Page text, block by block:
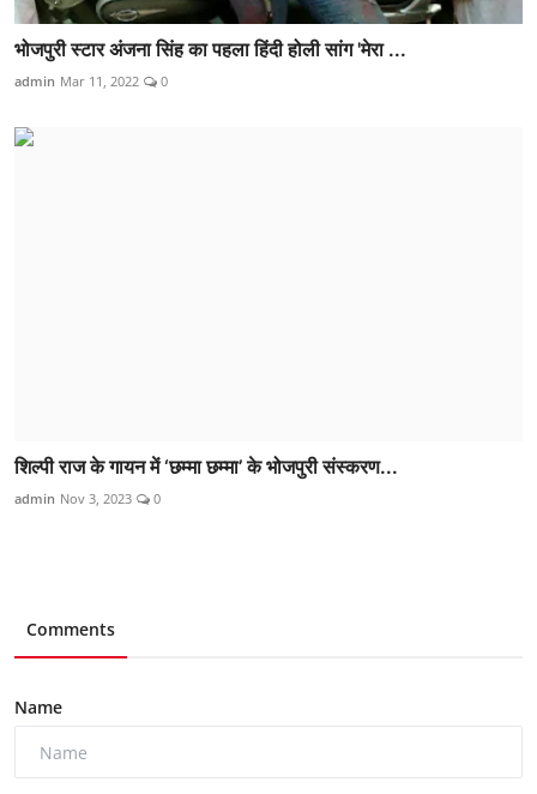
भोजपुरी स्टार अंजना सिंह का पहला हिंदी होली सांग 'मेरा ...
admin Mar 11, 2022 0
शिल्पी राज के गायन में ‘छम्मा छम्मा’ के भोजपुरी संस्करण...
admin Nov 3, 2023 0
Comments
Name